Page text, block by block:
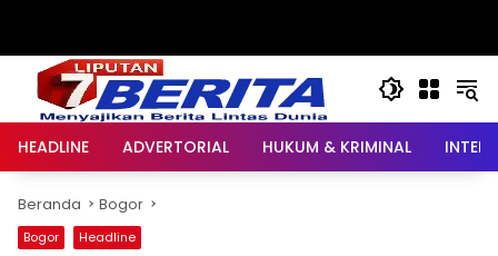
HEADLINE ADVERTORIAL HUKUM & KRIMINAL
Beranda Bogor
Bogor Headline